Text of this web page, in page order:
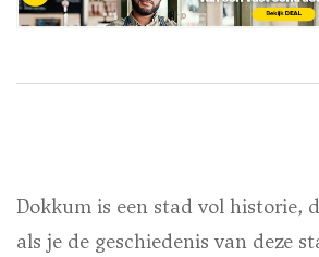
Dokkum is een stad vol historie,
als je de geschiedenis van deze